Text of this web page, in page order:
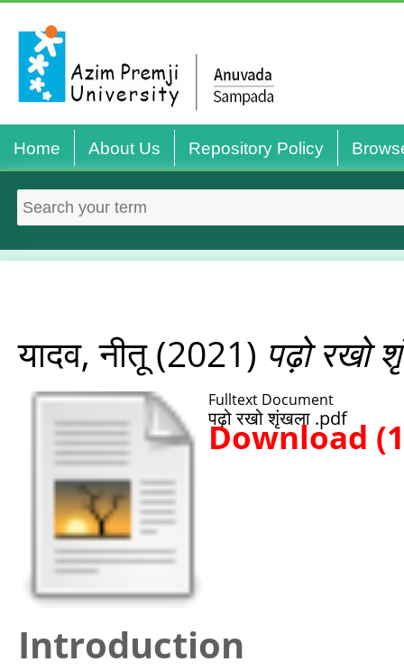
Home About Us Repository Policy
यादव, नीतू(2021) पढ़ो रखो
Fulltext Document
पढ़ो रखो शृंखला .pdf
Download
Introduction